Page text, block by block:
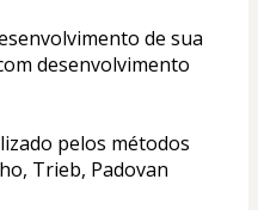
de sua
desenvolvimento
pelos métodos
Trieb, Padovan